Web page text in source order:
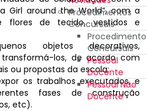
Procedimentos
Concursais
Concursais
Pessoal
Docente
Pessoal Não
Docente
Girl around the World”, com a
flores de tecido, vestidos e
objetos decorativos,
los, de acordo com
ou propostas da escola;
os trabalhos executados, e
fases de construção
etc).